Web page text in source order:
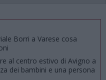
Borri a Varese cosa
al centro estivo di Avigno a
dei bambini e una persona